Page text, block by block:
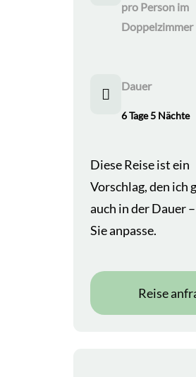
pro Person im
Doppelzimmer
Dauer
6 Tage 5 Nächte
Diese Reise ist ein
Vorschlag, den ich
auch in der Dauer
Sie anpasse.
Reise